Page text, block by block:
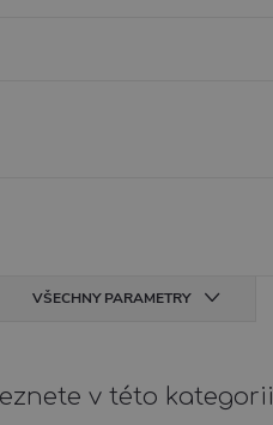
VŠECHNY PARAMETRY
v této kategorii